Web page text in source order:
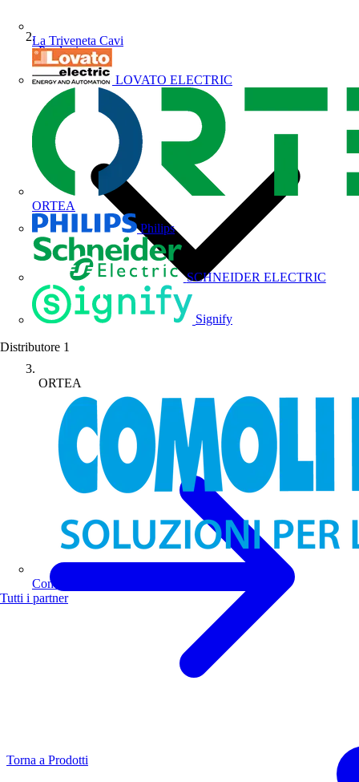
La Triveneta Cavi
LOVATO ELECTRIC
ORTEA
Philips
SCHNEIDER ELECTRIC
Signify
Distributore 1
Comoli Ferrari
Tutti i partner
Prodotti
ORTEA
Torna a Prodotti